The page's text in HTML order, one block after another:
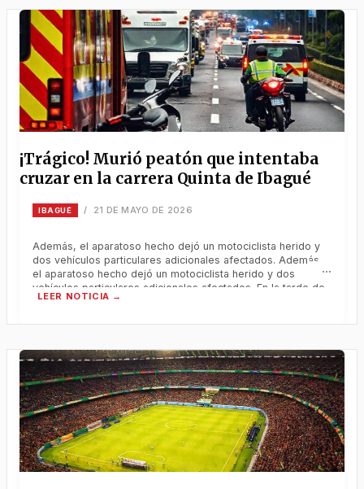
¡Trágico! Murió peatón que intentaba
cruzar en la carrera Quinta de Ibagué
IBAGUÉ / 21 DE MAYO DE 2026
Además, el aparatoso hecho dejó un motociclista herido y
dos vehículos particulares adicionales afectados. Además,
el aparatoso hecho dejó un motociclista herido y dos
vehículos particulares adicionales afectados. En la tarde de
este martes 21 de abril de 2026, se presentó un trágico